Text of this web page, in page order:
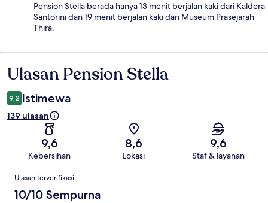
Pension Stella berada hanya 13 menit berjalan kaki dari Kaldera
Santorini dan 19 menit berjalan kaki dari Museum Prasejarah
Thira.
Ulasan
Ulasan Pension Stella
9,2 Istimewa
139 ulasan
9,6
Kebersihan
8,6
Lokasi
9,6
Staf & layanan
Ulasan
Ulasan terverifikasi
10/10 Sempurna